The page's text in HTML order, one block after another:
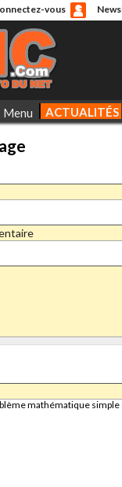
vous
Menu ACTUALITÉS
mathématique simple